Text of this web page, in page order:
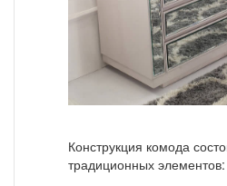
Конструкция комода
традиционных элементов: